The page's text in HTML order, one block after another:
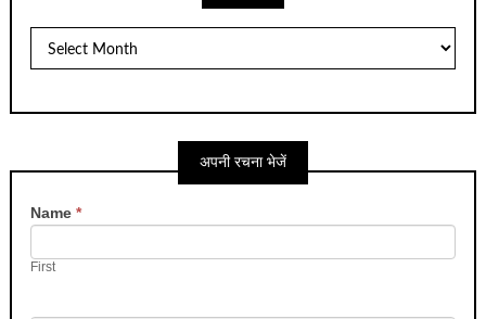
अपनी रचना भेजें
Contact
Us
Name*
First